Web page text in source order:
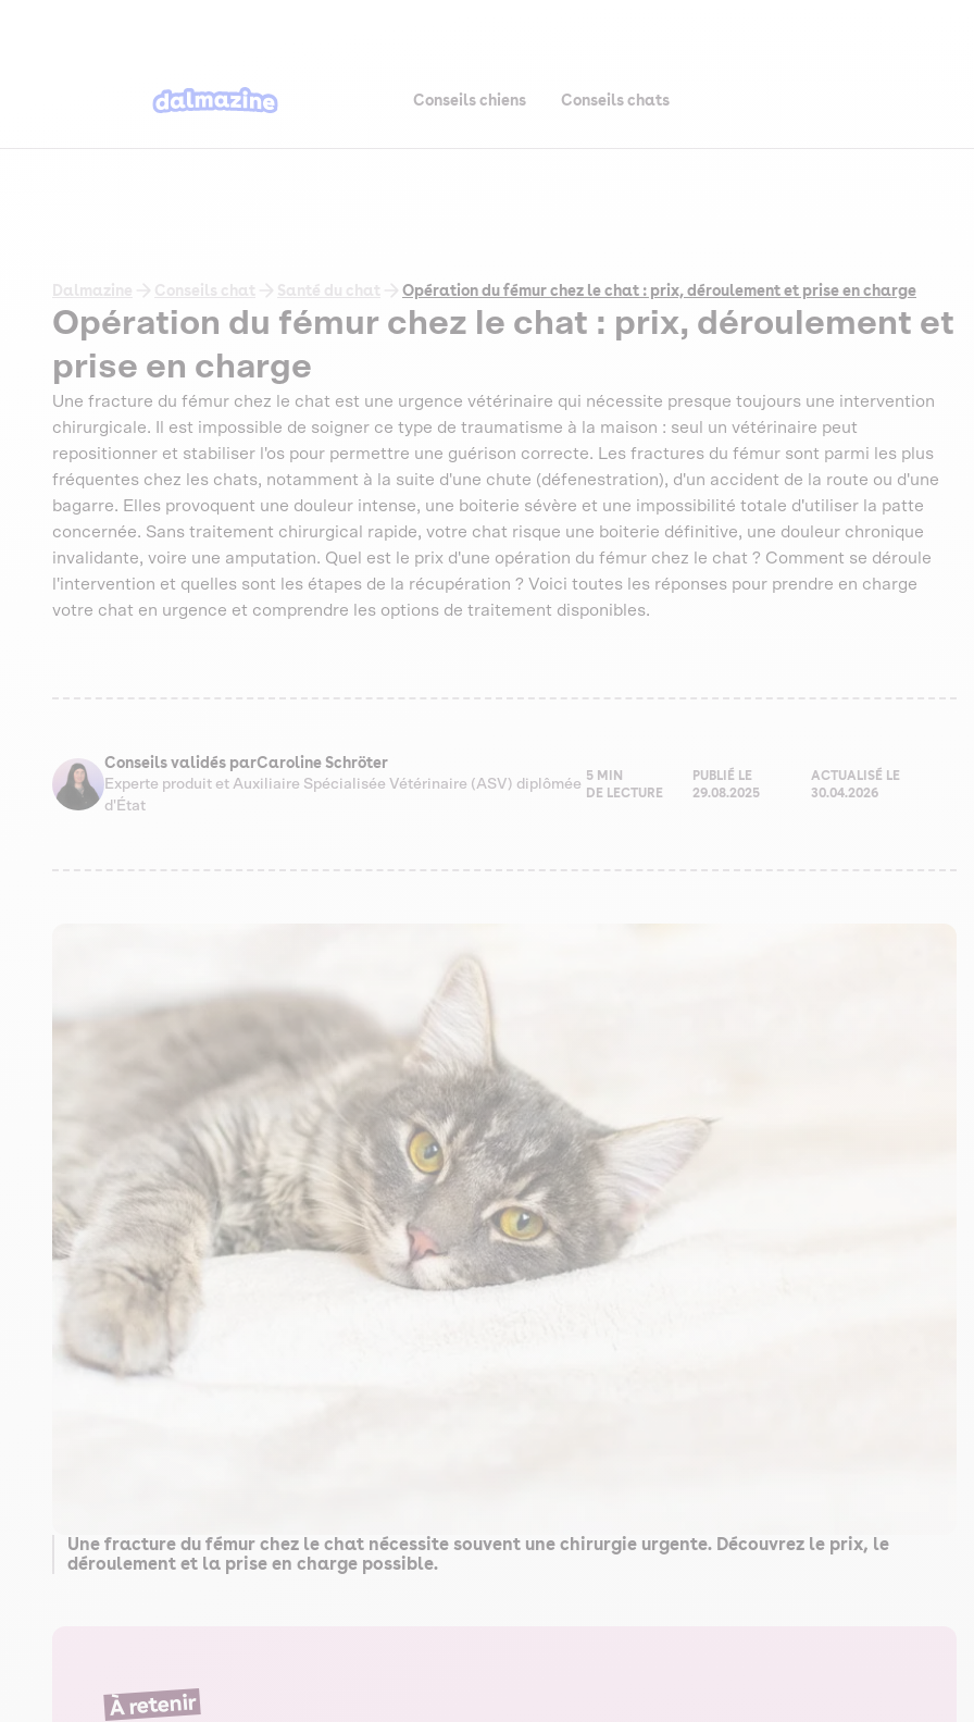
Conseils chiens Conseils chats
Dalmazine Conseils chat Santé du chat Opération du fémur chez le chat : prix, déroulement et prise en charge
Opération du fémur chez le chat : prix, déroulement et
prise en charge
Une fracture du fémur chez le chat est une urgence vétérinaire qui nécessite presque toujours une intervention
chirurgicale. Il est impossible de soigner ce type de traumatisme à la maison : seul un vétérinaire peut
repositionner et stabiliser l'os pour permettre une guérison correcte. Les fractures du fémur sont parmi les plus
fréquentes chez les chats, notamment à la suite d'une chute (défenestration), d'un accident de la route ou d'une
bagarre. Elles provoquent une douleur intense, une boiterie sévère et une impossibilité totale d'utiliser la patte
concernée. Sans traitement chirurgical rapide, votre chat risque une boiterie définitive, une douleur chronique
invalidante, voire une amputation. Quel est le prix d'une opération du fémur chez le chat ? Comment se déroule
l'intervention et quelles sont les étapes de la récupération ? Voici toutes les réponses pour prendre en charge
votre chat en urgence et comprendre les options de traitement disponibles.
Conseils validés parCaroline Schröter
Experte produit et Auxiliaire Spécialisée Vétérinaire (ASV) diplômée
d'État
5 MIN
DE LECTURE
PUBLIÉ LE
29.08.2025
ACTUALISÉ LE
30.04.2026
Une fracture du fémur chez le chat nécessite souvent une chirurgie urgente. Découvrez le prix, le
déroulement et la prise en charge possible.
À retenir